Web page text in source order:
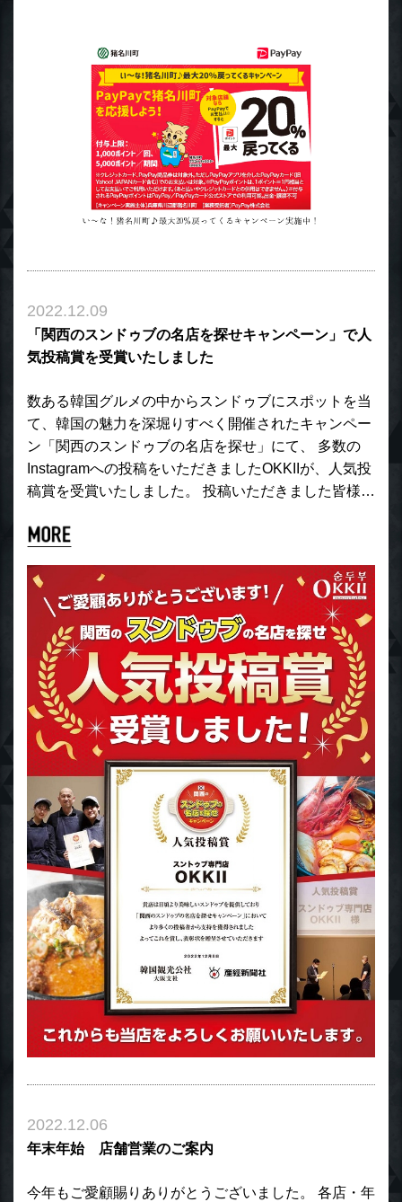
2022.12.09
「関西のスンドゥブの名店を探せキャンペーン」で人
気投稿賞を受賞いたしました
数ある韓国グルメの中からスンドゥブにスポットを当
て、韓国の魅力を深堀りすべく開催されたキャンペー
ン「関西のスンドゥブの名店を探せ」にて、 多数の
Instagramへの投稿をいただきましたOKKIIが、人気投
稿賞を受賞いたしました。 投稿いただきました皆様…
2022.12.06
年末年始 店舗営業のご案内
今年もご愛顧賜りありがとうございました。 各店・年